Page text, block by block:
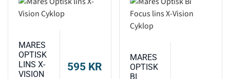
MARES
OPTISK
LINS X-
VISION
595 KR
MARES
OPTISK
BI